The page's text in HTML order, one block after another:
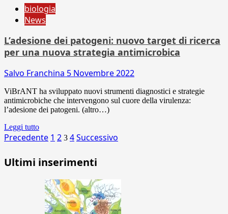
biologia
News
L’adesione dei patogeni: nuovo target di ricerca
per una nuova strategia antimicrobica
Salvo Franchina 5 Novembre 2022
ViBrANT ha sviluppato nuovi strumenti diagnostici e strategie
antimicrobiche che intervengono sul cuore della virulenza:
l’adesione dei patogeni. (altro…)
Leggi tutto
Paginazione
degli
articoli
Precedente 1 2 3 4Successivo
Ultimi inserimenti